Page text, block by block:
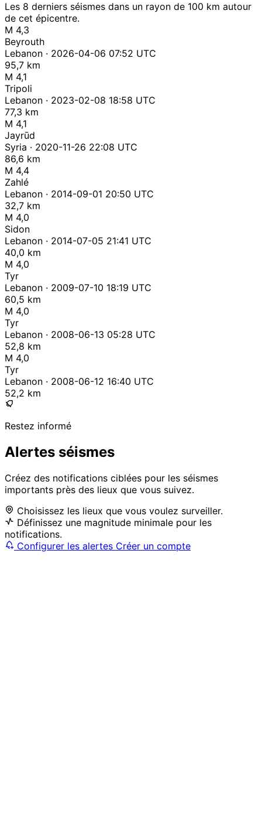
Les 8 derniers séismes dans un rayon de 100 km autour
de cet épicentre.
M 4,3
Beyrouth
Lebanon · 2026-04-06 07:52 UTC
95,7 km
M 4,1
Tripoli
Lebanon · 2023-02-08 18:58 UTC
77,3 km
M 4,1
Jayrūd
Syria · 2020-11-26 22:08 UTC
86,6 km
M 4,4
Zahlé
Lebanon · 2014-09-01 20:50 UTC
32,7 km
M 4,0
Sidon
Lebanon · 2014-07-05 21:41 UTC
40,0 km
M 4,0
Tyr
Lebanon · 2009-07-10 18:19 UTC
60,5 km
M 4,0
Tyr
Lebanon · 2008-06-13 05:28 UTC
52,8 km
M 4,0
Tyr
Lebanon · 2008-06-12 16:40 UTC
52,2 km
Restez informé
Alertes séismes
Créez des notifications ciblées pour les séismes
importants près des lieux que vous suivez.
Choisissez les lieux que vous voulez surveiller.
Définissez une magnitude minimale pour les
notifications.
Configurer les alertes Créer un compte